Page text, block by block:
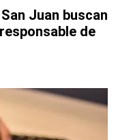
Juan buscan
de